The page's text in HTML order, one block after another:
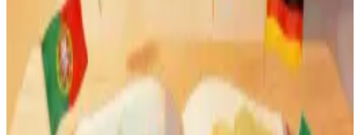
Tú controlas cada detalle
Edita el texto de la historia, cambia las fotos, ajusta cada página
hasta que sea exactamente como lo imaginas.
Escúchalo como audiolibro